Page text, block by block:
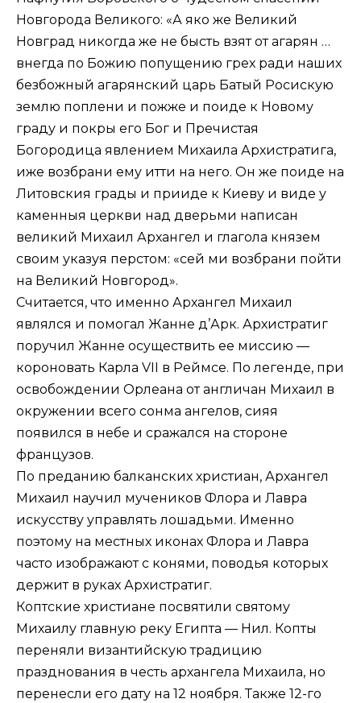
Новгорода Великого: «А яко же Великий
Новград никогда же не бысть взят от агарян …
внегда по Божию попущению грех ради наших
безбожный агарянский царь Батый Росискую
землю поплени и пожже и поиде к Новому
граду и покры его Бог и Пречистая
Богородица явлением Михаила Архистратига,
иже возбрани ему итти на него. Он же поиде на
Литовския грады и прииде к Киеву и виде у
каменныя церкви над дверьми написан
великий Михаил Архангел и глагола князем
своим указуя перстом: «сей ми возбрани пойти
на Великий Новгород».
Считается, что именно Архангел Михаил
являлся и помогал Жанне д’Арк. Архистратиг
поручил Жанне осуществить ее миссию —
короновать Карла VII в Реймсе. По легенде, при
освобождении Орлеана от англичан Михаил в
окружении всего сонма ангелов, сияя
появился в небе и сражался на стороне
французов.
По преданию балканских христиан, Архангел
Михаил научил мучеников Флора и Лавра
искусству управлять лошадьми. Именно
поэтому на местных иконах Флора и Лавра
часто изображают с конями, поводья которых
держит в руках Архистратиг.
Коптские христиане посвятили святому
Михаилу главную реку Египта — Нил. Копты
переняли византийскую традицию
празднования в честь архангела Михаила, но
перенесли его дату на 12 ноября. Также 12-го